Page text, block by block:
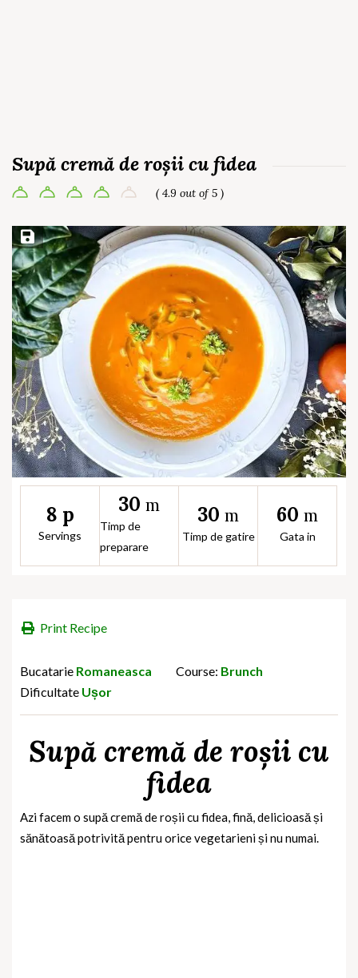
Supă cremă de roșii cu fidea
( 4.9 out of 5 )
Save Recipe
8 p
Servings
30 m
Timp de
preparare
30 m
Timp de gatire
60 m
Gata in
Print Recipe
Bucatarie Romaneasca Course: Brunch
Dificultate Ușor
Supă cremă de roșii cu
fidea
Azi facem o supă cremă de roșii cu fidea, fină, delicioasă și
sănătoasă potrivită pentru orice vegetarieni și nu numai.